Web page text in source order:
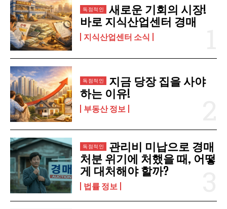
구독 신청
개인정보 취급정책 을 읽었으며 이에 동의합니다.
새로운 기회의 시장!
바로 지식산업센터 경매
지식산업센터 소식
지금 당장 집을 사야
하는 이유!
부동산 정보
관리비 미납으로 경매
처분 위기에 처했을 때, 어떻
게 대처해야 할까?
법률 정보